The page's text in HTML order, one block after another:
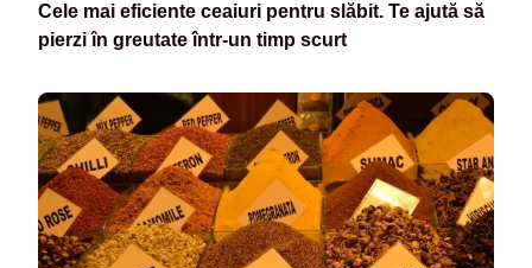
Cele mai eficiente ceaiuri pentru slăbit. Te ajută să
pierzi în greutate într-un timp scurt